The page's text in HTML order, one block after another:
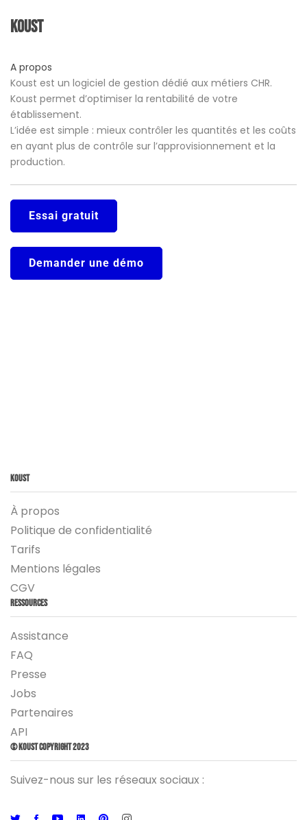
Koust
A propos
Koust est un logiciel de gestion dédié aux métiers CHR.
Koust permet d’optimiser la rentabilité de votre
établissement.
L’idée est simple : mieux contrôler les quantités et les coûts
en ayant plus de contrôle sur l’approvisionnement et la
production.
Essai gratuit
Demander une démo
Koust
À propos
Politique de confidentialité
Tarifs
Mentions légales
CGV
Ressources
Assistance
FAQ
Presse
Jobs
Partenaires
API
© Koust Copyright 2023
Suivez-nous sur les réseaux sociaux :